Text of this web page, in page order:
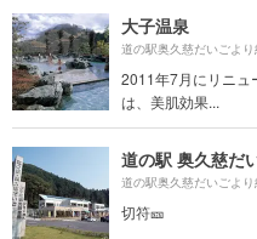
大子温泉
道の駅奥久慈だいごよ
2011年7月にリニュ
は、美肌効果...
道の駅 奥久慈だ
道の駅奥久慈だいごよ
切符🎫